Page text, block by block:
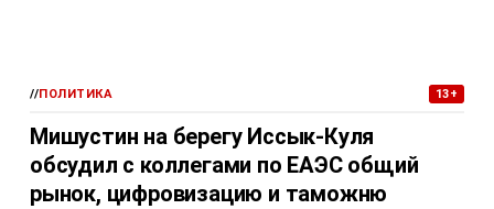
//ПОЛИТИКА 13+
Мишустин на берегу Иссык-Куля
обсудил с коллегами по ЕАЭС общий
рынок, цифровизацию и таможню